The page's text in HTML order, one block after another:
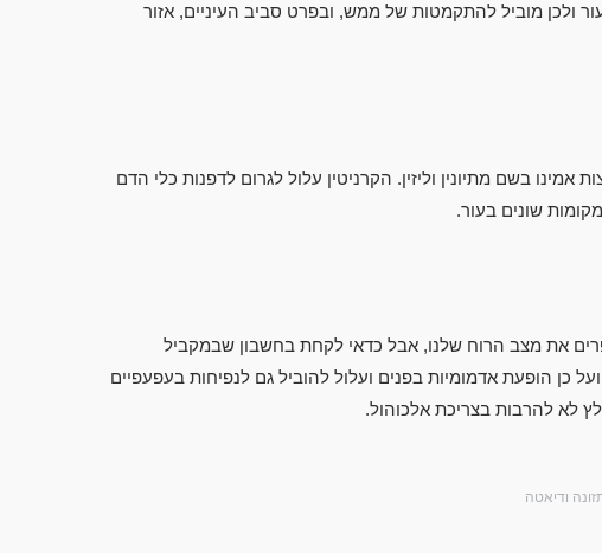
ולכן מוביל להתקמטות של ממש, ובפרט סביב העיניים, אזור
בשם מתיונין וליזין. הקרניטין עלול לגרום לדפנות כלי הדם
שונים בעור.
את מצב הרוח שלנו, אבל כדאי לקחת בחשבון שבמקביל
כן הופעת אדמומיות בפנים ועלול להוביל גם לנפיחות בעפעפיים
לא להרבות בצריכת אלכוהול.
ודיאטה